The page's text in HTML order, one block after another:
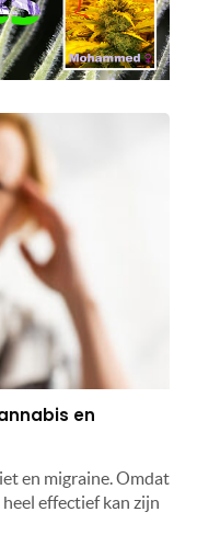
en
en migraine. Omdat
effectief kan zijn